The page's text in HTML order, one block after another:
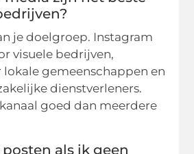
je doelgroep. Instagram
visuele bedrijven,
lokale gemeenschappen en
dienstverleners.
goed dan meerdere
als ik geen